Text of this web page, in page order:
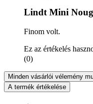
Lindt Mini
Finom volt.
Ez az értékelés
(0)
Minden vásárlói vélemény
A termék értékelése